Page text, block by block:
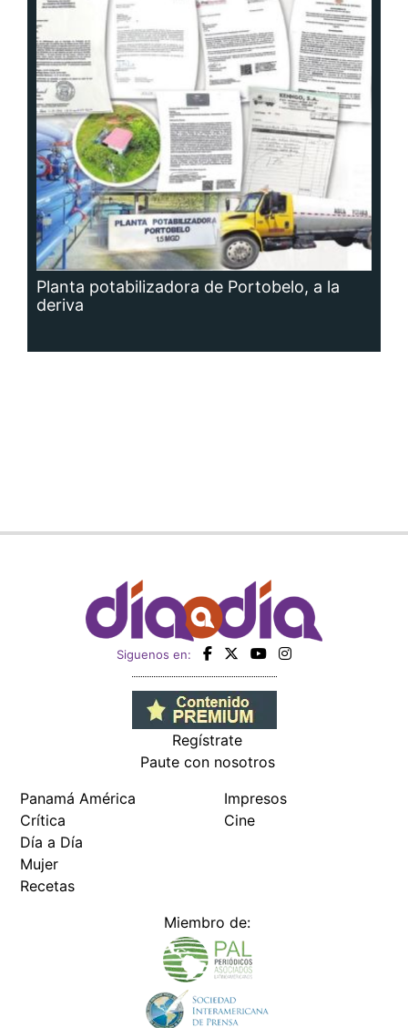
Planta potabilizadora de Portobelo, a la
deriva
Siguenos en:
Regístrate
Paute con nosotros
Panamá América
Crítica
Día a Día
Mujer
Recetas
Impresos
Cine
Miembro de: